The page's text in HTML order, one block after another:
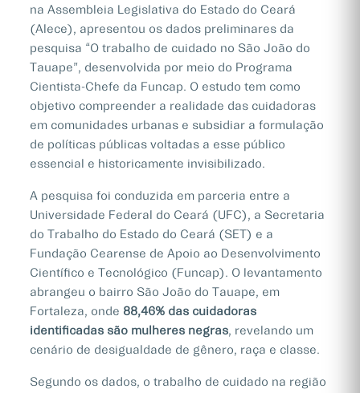
na Assembleia Legislativa do Estado do Ceará
(Alece), apresentou os dados preliminares da
pesquisa “O trabalho de cuidado no São João do
Tauape”, desenvolvida por meio do Programa
Cientista-Chefe da Funcap. O estudo tem como
objetivo compreender a realidade das cuidadoras
em comunidades urbanas e subsidiar a formulação
de políticas públicas voltadas a esse público
essencial e historicamente invisibilizado.
A pesquisa foi conduzida em parceria entre a
Universidade Federal do Ceará (UFC), a Secretaria
do Trabalho do Estado do Ceará (SET) e a
Fundação Cearense de Apoio ao Desenvolvimento
Científico e Tecnológico (Funcap). O levantamento
abrangeu o bairro São João do Tauape, em
Fortaleza, onde 88,46% das cuidadoras
identificadas são mulheres negras, revelando um
cenário de desigualdade de gênero, raça e classe.
Segundo os dados, o trabalho de cuidado na região